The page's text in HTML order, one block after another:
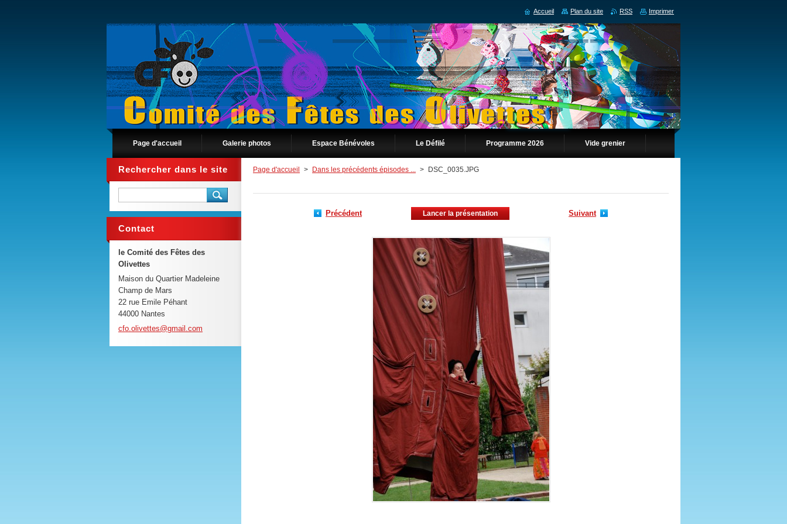
Page d'accueil Galerie photos Espace Bénévoles Le Défilé Programme 2026 Vide grenier
Page d'accueil > Dans les précédents épisodes ... > DSC_0035.JPG
Précédent Lancer la présentation Suivant
Rechercher dans le site
Contact
le Comité des Fêtes des
Olivettes
Maison du Quartier Madeleine
Champ de Mars
22 rue Emile Péhant
44000 Nantes
cfo.olivettes@gmail.com
Accueil Plan du site RSS Imprimer